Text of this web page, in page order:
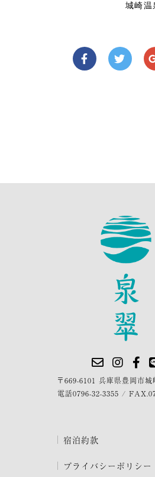
城崎
〒669-6101 兵庫県豊岡市
電話0796-32-3355 /
宿泊約款
プライバシーポリシー